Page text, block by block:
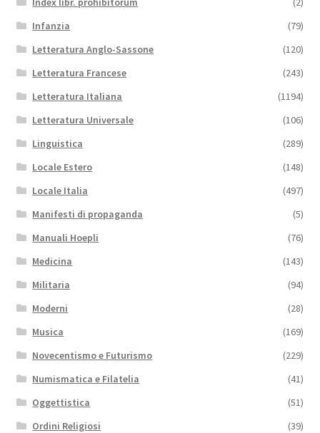
Infanzia
(79)
Letteratura Anglo-Sassone
(120)
Letteratura Francese
(243)
Letteratura Italiana
(1194)
Letteratura Universale
(106)
Linguistica
(289)
Locale Estero
(148)
Locale Italia
(497)
Manifesti di propaganda
(5)
Manuali Hoepli
(76)
Medicina
(143)
Militaria
(94)
Moderni
(28)
Musica
(169)
Novecentismo e Futurismo
(229)
Numismatica e Filatelia
(41)
Oggettistica
(51)
Ordini Religiosi
(39)